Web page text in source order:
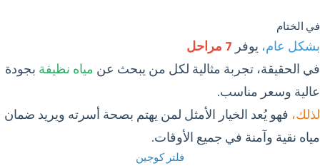
في الختام
بشكل عام،يوفر7 مراحل
في الحقيقة، تجربة مثالية لكل من يبحث عنمياه نظيفةبجودة
عالية وسعر مناسب.
لذلك، فهو يُعد الخيار الأمثل لمن يهتم بصحة أسرته ويريد ضمان
مياه نقية وآمنة في جميع الأوقات.
فلتر كوجين